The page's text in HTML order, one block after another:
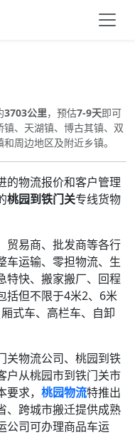
3703公里，预估7-9天即可
、天湖镇、博古其镇、双
周边地区及附近乡镇。
的物流报价和客户管理
桃园到铁门关专线货物
贸易商、批发商等各行
车运输、零担物流、生
特快、搬家搬厂、回程
括但不限于4米2、6米
式车、高栏车、自卸
关物流公司、桃园到铁
户从桃园市到铁门关市
求， 桃园物流特推出
、跨城市搬迁提供成熟
公司可办理商品车运